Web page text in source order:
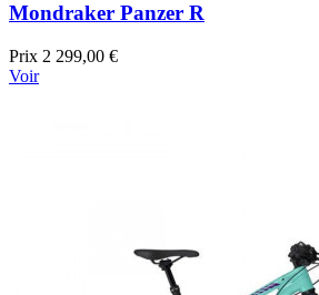
Mondraker Panzer R
Prix 2 299,00 €
Voir